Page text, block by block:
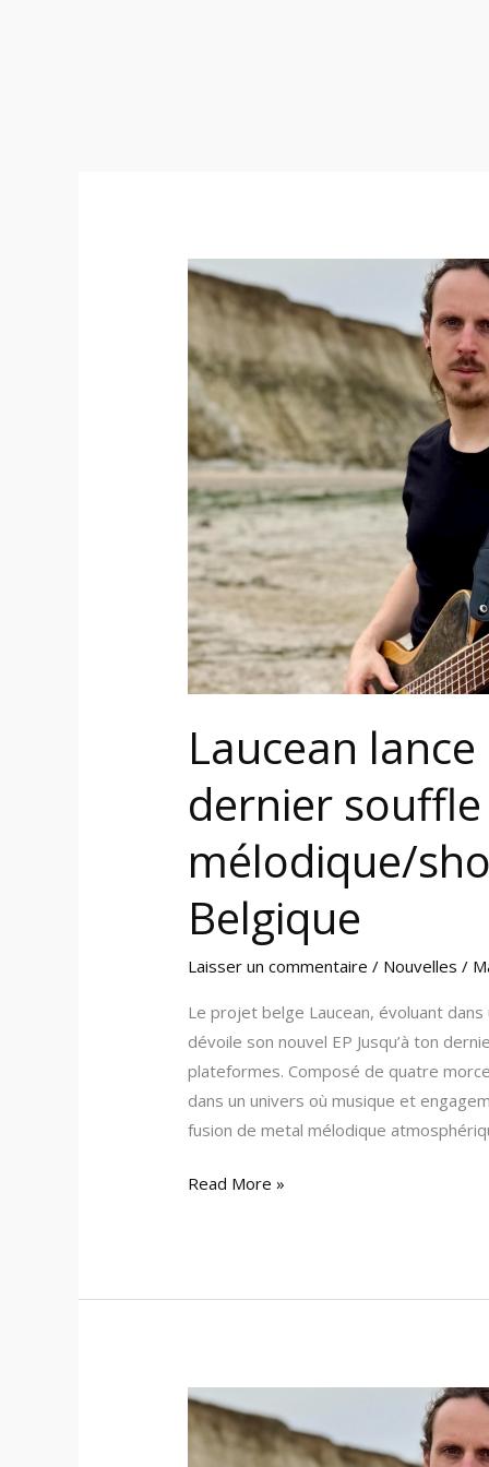
Laucean lance
dernier
mélodique/
Belgique
Laisser un commentaire / Nouvelles /
Le projet belge Laucean, évoluant
dévoile son nouvel EP Jusqu’à ton
plateformes. Composé de quatre
dans un univers où musique et
fusion de metal mélodique
Laucean
lance
« Jusqu’à
ton
dernier
souffle »
un
metal
mélodique/shoegaze
la
Belgique
Read More »
Laucean
–